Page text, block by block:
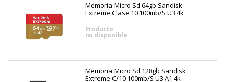
Memoria Micro Sd 64gb Sandisk
Extreme Clase 10 100mb/s U3 4k
Producto
no disponible
Memoria Micro Sd 128gb Sandisk
Extreme C/10 100mb/s U3 A1 4k